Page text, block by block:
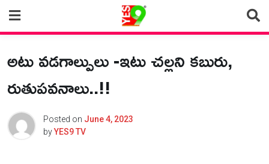
content
అటు వడగాల్పులు -ఇటు చల్లని కబురు,
రుతుపవనాలు..!!
Posted on June 4, 2023
byYES9 TV